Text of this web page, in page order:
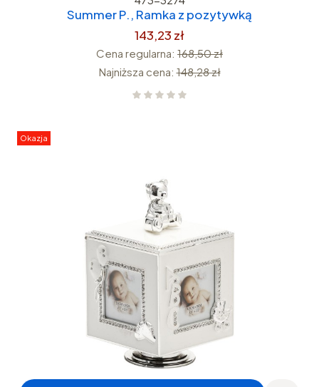
Summer P., Ramka z pozytywką
143,23 zł
Cena regularna: 168,50 zł
Najniższa cena: 148,28 zł
Okazja